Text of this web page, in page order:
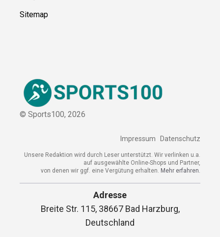
Sitemap
© Sports100, 2026
Impressum Datenschutz
Unsere Redaktion wird durch Leser unterstützt. Wir verlinken u.a.
auf ausgewählte Online-Shops und Partner,
von denen wir ggf. eine Vergütung erhalten. Mehr erfahren.
Adresse
Breite Str. 115, 38667 Bad Harzburg,
Deutschland